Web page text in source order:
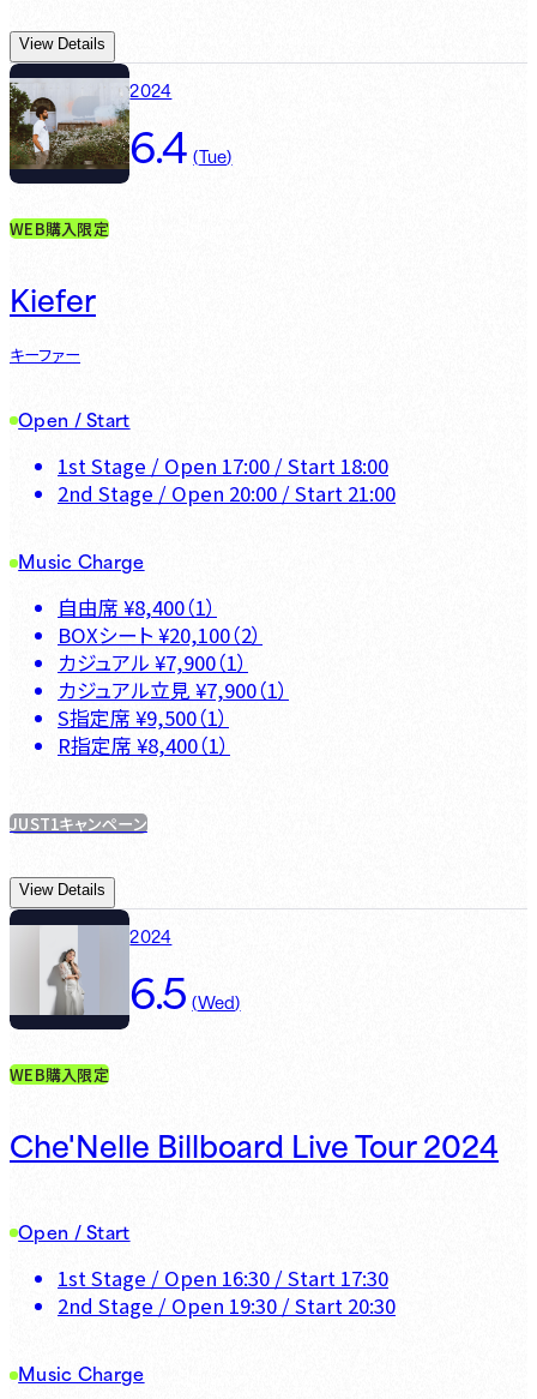
View Details
2024
6.4 (Tue)
WEB購入限定
Kiefer
キーファー
Open / Start
1st Stage / Open 17:00 / Start 18:00
2nd Stage / Open 20:00 / Start 21:00
Music Charge
自由席 ¥8,400（1）
BOXシート ¥20,100（2）
カジュアル ¥7,900（1）
カジュアル立見 ¥7,900（1）
S指定席 ¥9,500（1）
R指定席 ¥8,400（1）
JUST1キャンペーン
View Details
2024
6.5 (Wed)
WEB購入限定
Che'Nelle Billboard Live Tour 2024
Open / Start
1st Stage / Open 16:30 / Start 17:30
2nd Stage / Open 19:30 / Start 20:30
Music Charge